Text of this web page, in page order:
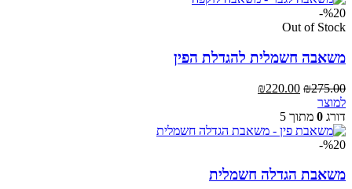
%20-
Out of Stock
משאבה חשמלית להגדלת הפין
₪275.00
המחיר
היה:
₪275.00.
₪220.00
₪220.00.
למוצר
דורג 0 מתוך 5
%20-
משאבת הגדלה חשמלית